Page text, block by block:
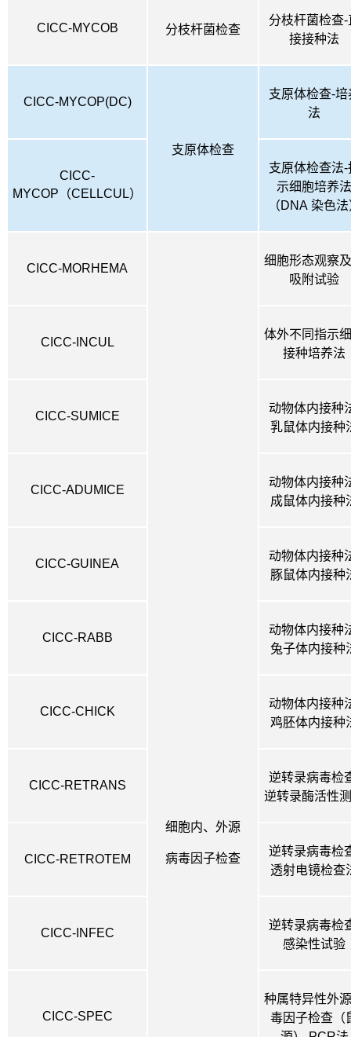
CICC-MYCOB 分枝杆菌检查
分枝杆菌检查-
接接种法
CICC-MYCOP(DC)
支原体检查
支原体检查-培
法
CICC-
MYCOP （CELLCUL）
支原体检查法-
示细胞培养法
（DNA 染色法
CICC-MORHEMA
细胞内、外源
病毒因子检查
细胞形态观察
吸附试验
CICC-INCUL
体外不同指示
接种培养法
CICC-SUMICE
动物体内接种
乳鼠体内接种
CICC-ADUMICE
动物体内接种
成鼠体内接种
CICC-GUINEA
动物体内接种
豚鼠体内接种
CICC-RABB
动物体内接种
兔子体内接种
CICC-CHICK
动物体内接种
鸡胚体内接种
CICC-RETRANS
逆转录病毒检
逆转录酶活性
CICC-RETROTEM
逆转录病毒检
透射电镜检查
CICC-INFEC
逆转录病毒检
感染性试验
CICC-SPEC
种属特异性外
毒因子检查（